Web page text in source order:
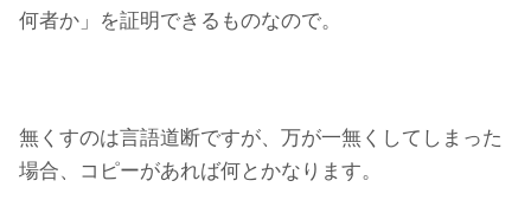
何者か」を証明できるものなので。
無くすのは言語道断ですが、万が一無くしてしまった
場合、コピーがあれば何とかなります。